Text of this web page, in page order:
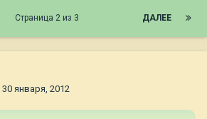
ДАЛЕЕ
Страница 2 из 3
30 января, 2012